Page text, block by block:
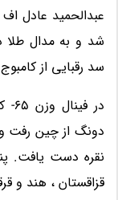
عبدالحمید عادل
شد و به مدال طلا
سد رقبایی از
در
دونگ از چین رفت
نقره دست یافت.
قزاقستان ، هند و